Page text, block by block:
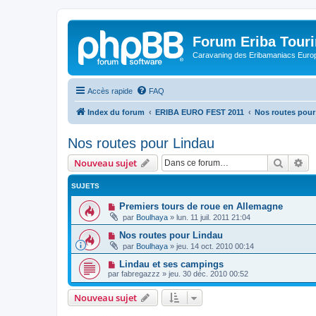
Forum Eriba
Caravaning des Eribamaniacs
Accès rapide FAQ
Index du forum ERIBA EURO FEST 2011 Nos routes
Nos routes pour Lindau
Nouveau sujet
SUJETS
Premiers tours de roue en Allemagne
par Boulhaya » lun. 11 juil. 2011 21:04
Nos routes pour Lindau
par Boulhaya » jeu. 14 oct. 2010 00:14
Lindau et ses campings
par fabregazzz » jeu. 30 déc. 2010 00:52
Nouveau sujet